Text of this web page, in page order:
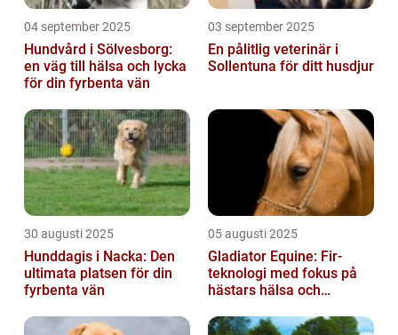
04 september 2025
Hundvård i Sölvesborg:
en väg till hälsa och lycka
för din fyrbenta vän
03 september 2025
En pålitlig veterinär i
Sollentuna för ditt husdjur
30 augusti 2025
Hunddagis i Nacka: Den
ultimata platsen för din
fyrbenta vän
05 augusti 2025
Gladiator Equine: Fir-
teknologi med fokus på
hästars hälsa och